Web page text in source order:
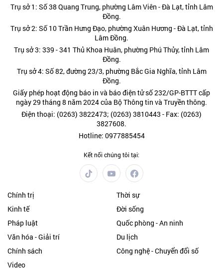
Trụ sở 1: Số 38 Quang Trung, phường Lâm Viên - Đà Lạt, tỉnh Lâm
Đồng.
Trụ sở 2: Số 10 Trần Hưng Đạo, phường Xuân Hương - Đà Lạt, tỉnh
Lâm Đồng.
Trụ sở 3: 339 - 341 Thủ Khoa Huân, phường Phú Thủy, tỉnh Lâm
Đồng.
Trụ sở 4: Số 82, đường 23/3, phường Bắc Gia Nghĩa, tỉnh Lâm
Đồng.
Giấy phép hoạt động báo in và báo điện tử số 232/GP-BTTT cấp
ngày 29 tháng 8 năm 2024 của Bộ Thông tin và Truyền thông.
Điện thoại: (0263) 3822473; (0263) 3810443 - Fax: (0263)
3827608.
Hotline: 0977885454
Kết nối chúng tôi tại:
Chính trị
Thời sự
Kinh tế
Đời sống
Pháp luật
Quốc phòng - An ninh
Văn hóa - Giải trí
Du lịch
Chính sách
Công nghệ - Chuyển đổi số
Video